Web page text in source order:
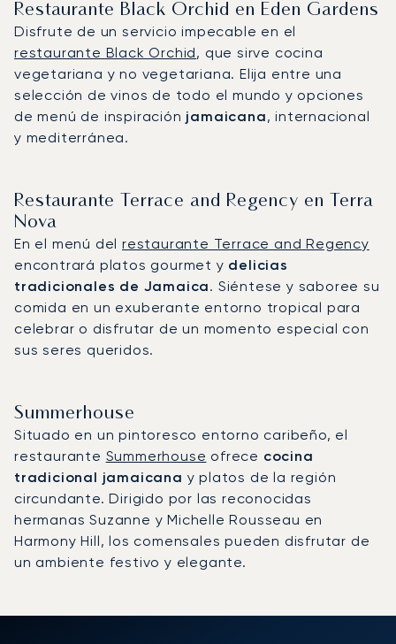
Restaurante Black Orchid en Eden Gardens
Disfrute de un servicio impecable en el
restaurante Black Orchid, que sirve cocina
vegetariana y no vegetariana. Elija entre una
selección de vinos de todo el mundo y opciones
de menú de inspiración jamaicana, internacional
y mediterránea.
Restaurante Terrace and Regency en Terra
Nova
En el menú delrestaurante Terrace and Regency
encontrará platos gourmet y delicias
tradicionales de Jamaica. Siéntese y saboree su
comida en un exuberante entorno tropical para
celebrar o disfrutar de un momento especial con
sus seres queridos.
Summerhouse
Situado en un pintoresco entorno caribeño, el
restaurante Summerhouse ofrece cocina
tradicional jamaicana y platos de la región
circundante. Dirigido por las reconocidas
hermanas Suzanne y Michelle Rousseau en
Harmony Hill, los comensales pueden disfrutar de
un ambiente festivo y elegante.